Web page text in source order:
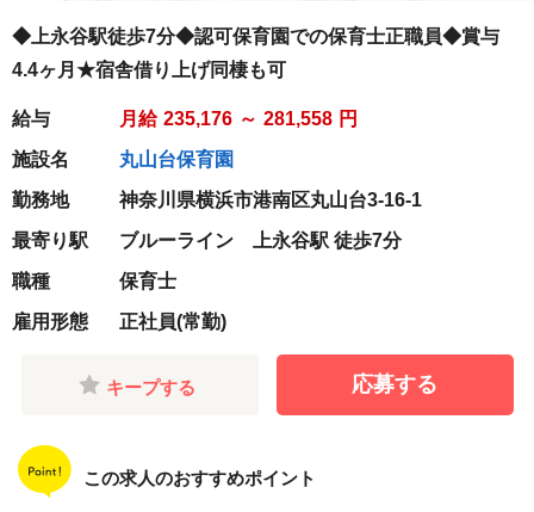
◆上永谷駅徒歩7分◆認可保育園での保育士正職員◆賞与
4.4ヶ月★宿舎借り上げ同棲も可
給与 月給 235,176 ～ 281,558 円
施設名
丸山台保育園
勤務地
神奈川県横浜市港南区丸山台3-16-1
最寄り駅
ブルーライン 上永谷駅 徒歩7分
職種
保育士
雇用形態
正社員(常勤)
キープする 応募する
この求人のおすすめポイント